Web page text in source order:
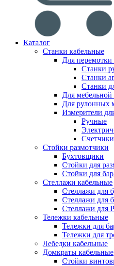
Каталог
Станки кабельные
Для перемотки
Станки
Станки
Станки
Для
Для рулонных
Измерители
Ручные
Стойки размотчики
Бухтовщики
Стойки для
Стойки для
Стеллажи кабельные
Стеллажи для
Стеллажи для
Стеллажи для
Тележки кабельные
Тележки для
Тележки для
Лебедки кабельные
Домкраты кабельные
Стойки